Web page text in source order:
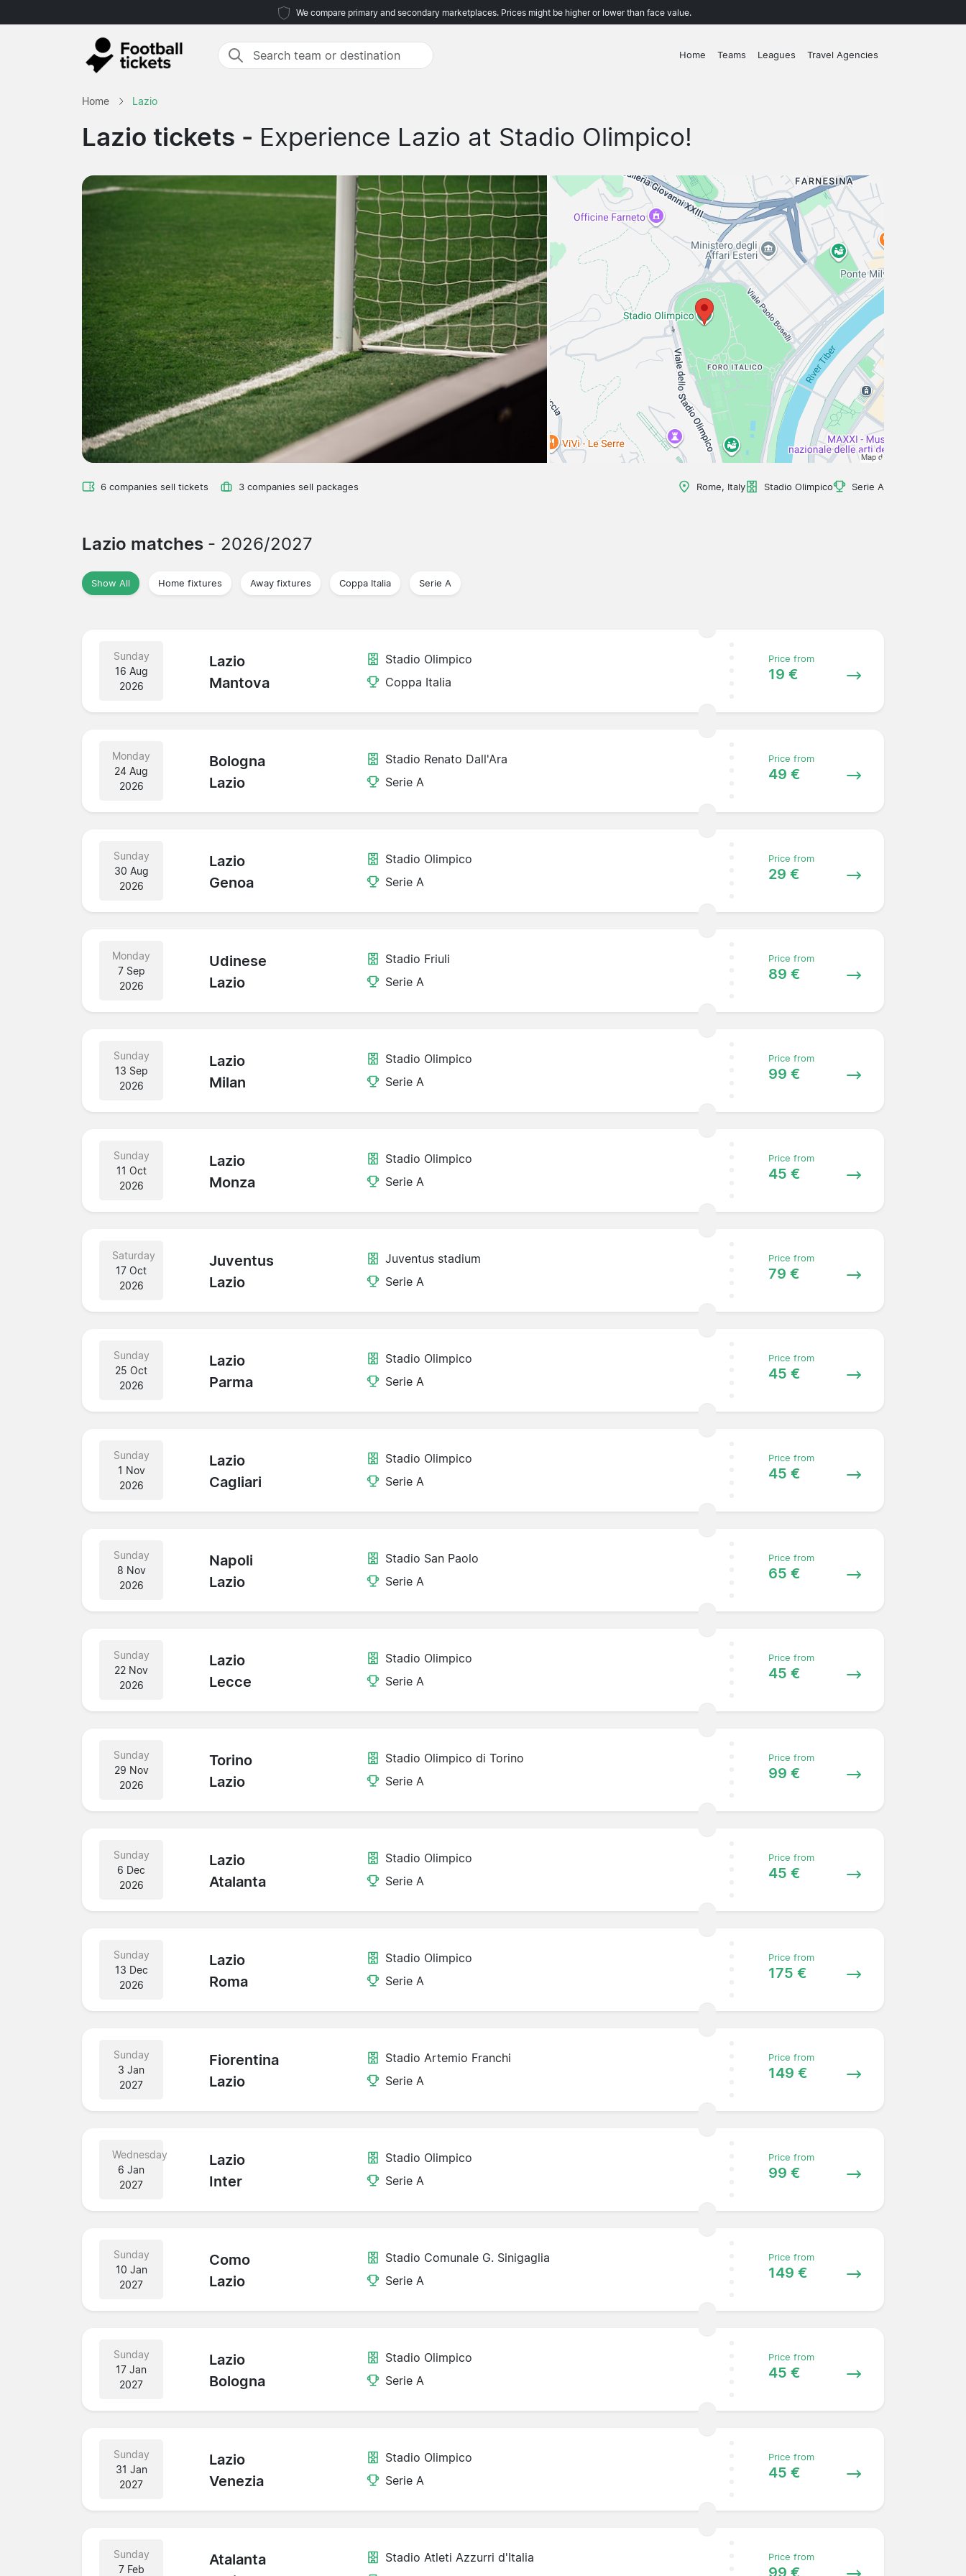
We compare primary and secondary marketplaces. Prices might be higher or lower than face value.
Home Teams Leagues Travel Agencies
Home Lazio
Lazio tickets - Experience Lazio at Stadio Olimpico!
6 companies sell tickets 3 companies sell packages Rome, Italy Stadio Olimpico Serie A
Lazio matches - 2026/2027
Show All Home fixtures Away fixtures Coppa Italia Serie A
Sunday
16 Aug
2026
Lazio
Mantova
Stadio Olimpico
Coppa Italia
Price from
19 €
Monday
24 Aug
2026
Bologna
Lazio
Stadio Renato Dall'Ara
Serie A
Price from
49 €
Sunday
30 Aug
2026
Lazio
Genoa
Stadio Olimpico
Serie A
Price from
29 €
Monday
7 Sep
2026
Udinese
Lazio
Stadio Friuli
Serie A
Price from
89 €
Sunday
13 Sep
2026
Lazio
Milan
Stadio Olimpico
Serie A
Price from
99 €
Sunday
11 Oct
2026
Lazio
Monza
Stadio Olimpico
Serie A
Price from
45 €
Saturday
17 Oct
2026
Juventus
Lazio
Juventus stadium
Serie A
Price from
79 €
Sunday
25 Oct
2026
Lazio
Parma
Stadio Olimpico
Serie A
Price from
45 €
Sunday
1 Nov
2026
Lazio
Cagliari
Stadio Olimpico
Serie A
Price from
45 €
Sunday
8 Nov
2026
Napoli
Lazio
Stadio San Paolo
Serie A
Price from
65 €
Sunday
22 Nov
2026
Lazio
Lecce
Stadio Olimpico
Serie A
Price from
45 €
Sunday
29 Nov
2026
Torino
Lazio
Stadio Olimpico di Torino
Serie A
Price from
99 €
Sunday
6 Dec
2026
Lazio
Atalanta
Stadio Olimpico
Serie A
Price from
45 €
Sunday
13 Dec
2026
Lazio
Roma
Stadio Olimpico
Serie A
Price from
175 €
Sunday
3 Jan
2027
Fiorentina
Lazio
Stadio Artemio Franchi
Serie A
Price from
149 €
Wednesday
6 Jan
2027
Lazio
Inter
Stadio Olimpico
Serie A
Price from
99 €
Sunday
10 Jan
2027
Como
Lazio
Stadio Comunale G. Sinigaglia
Serie A
Price from
149 €
Sunday
17 Jan
2027
Lazio
Bologna
Stadio Olimpico
Serie A
Price from
45 €
Sunday
31 Jan
2027
Lazio
Venezia
Stadio Olimpico
Serie A
Price from
45 €
Sunday
7 Feb
Atalanta
Stadio Atleti Azzurri d'Italia
Price from
99 €